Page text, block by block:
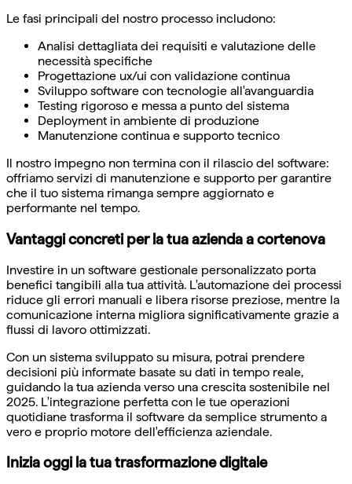
Le fasi principali del nostro processo includono:
Analisi dettagliata dei requisiti e valutazione delle
necessità specifiche
Progettazione ux/ui con validazione continua
Sviluppo software con tecnologie all'avanguardia
Testing rigoroso e messa a punto del sistema
Deployment in ambiente di produzione
Manutenzione continua e supporto tecnico
Il nostro impegno non termina con il rilascio del software:
offriamo servizi di manutenzione e supporto per garantire
che il tuo sistema rimanga sempre aggiornato e
performante nel tempo.
Vantaggi concreti per la tua azienda a cortenova
Investire in un software gestionale personalizzato porta
benefici tangibili alla tua attività. L'automazione dei processi
riduce gli errori manuali e libera risorse preziose, mentre la
comunicazione interna migliora significativamente grazie a
flussi di lavoro ottimizzati.
Con un sistema sviluppato su misura, potrai prendere
decisioni più informate basate su dati in tempo reale,
guidando la tua azienda verso una crescita sostenibile nel
2025. L'integrazione perfetta con le tue operazioni
quotidiane trasforma il software da semplice strumento a
vero e proprio motore dell'efficienza aziendale.
Inizia oggi la tua trasformazione digitale